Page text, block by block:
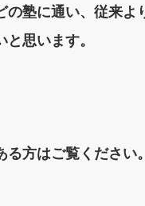
塾に通い、従来
思います。
る方はご覧ください